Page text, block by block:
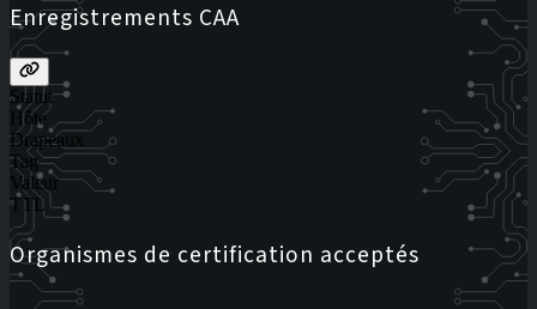
Enregistrements CAA
Statut
Hôte
Drapeaux
Tag
Valeur
TTL
Organismes de certification acceptés